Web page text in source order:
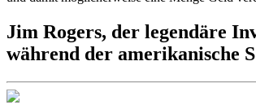
Jim Rogers, der legendäre
während der amerikanische